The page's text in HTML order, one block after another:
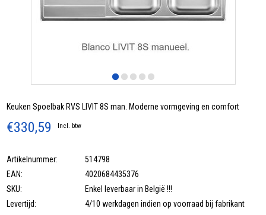
Keuken Spoelbak RVS LIVIT 8S man. Moderne vormgeving en comfort
€330,59 Incl. btw
Artikelnummer:
514798
EAN:
4020684435376
SKU:
Enkel leverbaar in België !!!
Levertijd:
4/10 werkdagen indien op voorraad bij fabrikant